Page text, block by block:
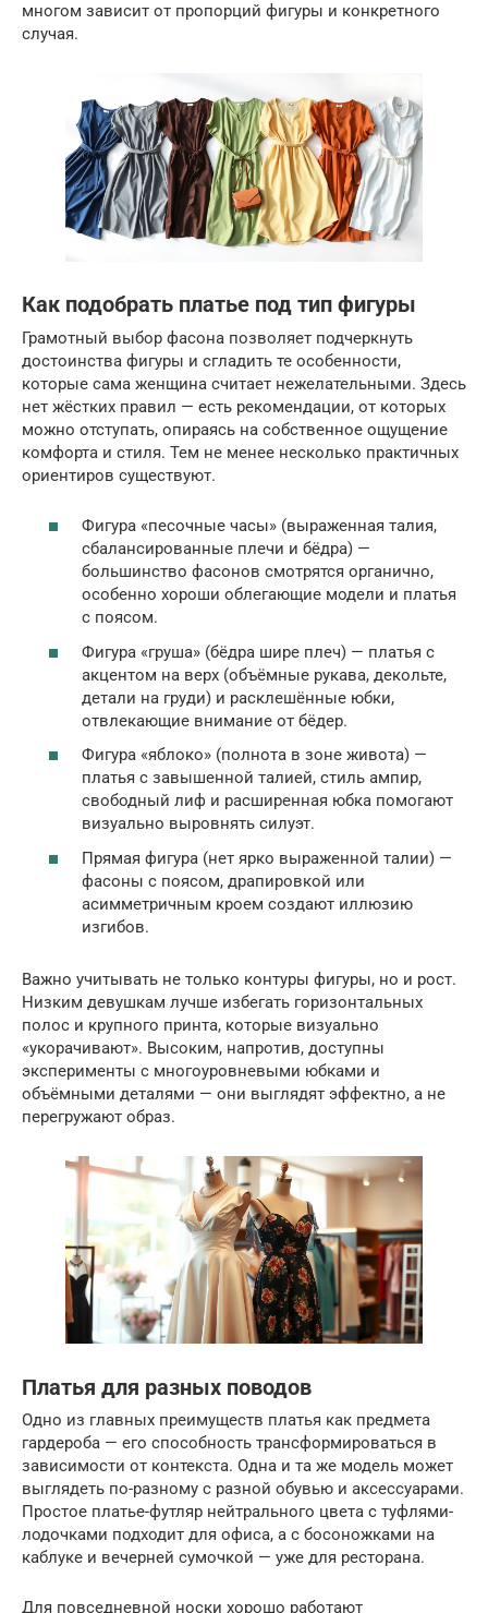
многом зависит от пропорций фигуры и конкретного
случая.
Как подобрать платье под тип фигуры
Грамотный выбор фасона позволяет подчеркнуть
достоинства фигуры и сгладить те особенности,
которые сама женщина считает нежелательными. Здесь
нет жёстких правил — есть рекомендации, от которых
можно отступать, опираясь на собственное ощущение
комфорта и стиля. Тем не менее несколько практичных
ориентиров существуют.
Фигура «песочные часы» (выраженная талия,
сбалансированные плечи и бёдра) —
большинство фасонов смотрятся органично,
особенно хороши облегающие модели и платья
с поясом.
Фигура «груша» (бёдра шире плеч) — платья с
акцентом на верх (объёмные рукава, декольте,
детали на груди) и расклешённые юбки,
отвлекающие внимание от бёдер.
Фигура «яблоко» (полнота в зоне живота) —
платья с завышенной талией, стиль ампир,
свободный лиф и расширенная юбка помогают
визуально выровнять силуэт.
Прямая фигура (нет ярко выраженной талии) —
фасоны с поясом, драпировкой или
асимметричным кроем создают иллюзию
изгибов.
Важно учитывать не только контуры фигуры, но и рост.
Низким девушкам лучше избегать горизонтальных
полос и крупного принта, которые визуально
«укорачивают». Высоким, напротив, доступны
эксперименты с многоуровневыми юбками и
объёмными деталями — они выглядят эффектно, а не
перегружают образ.
Платья для разных поводов
Одно из главных преимуществ платья как предмета
гардероба — его способность трансформироваться в
зависимости от контекста. Одна и та же модель может
выглядеть по-разному с разной обувью и аксессуарами.
Простое платье-футляр нейтрального цвета с туфлями-
лодочками подходит для офиса, а с босоножками на
каблуке и вечерней сумочкой — уже для ресторана.
Для повседневной носки хорошо работают